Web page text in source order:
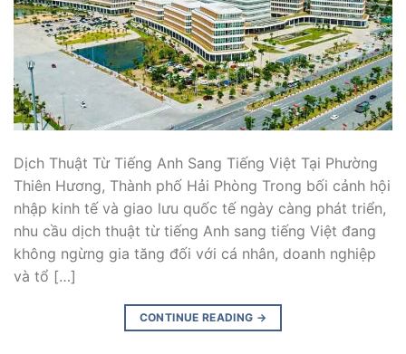
Dịch Thuật Từ Tiếng Anh Sang Tiếng Việt Tại Phường
Thiên Hương, Thành phố Hải Phòng Trong bối cảnh hội
nhập kinh tế và giao lưu quốc tế ngày càng phát triển,
nhu cầu dịch thuật từ tiếng Anh sang tiếng Việt đang
không ngừng gia tăng đối với cá nhân, doanh nghiệp
và tổ […]
CONTINUE READING →